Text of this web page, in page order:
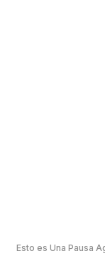
Esto es Una Pausa